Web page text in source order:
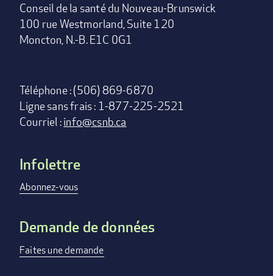
Conseil de la santé du Nouveau-Brunswick
100 rue Westmorland, Suite 120
Moncton, N.-B. E1C 0G1
Téléphone : (506) 869-6870
Ligne sans frais : 1-877-225-2521
Courriel :info@csnb.ca
Footer
menu
Infolettre
Abonnez-vous
Demande de données
Faites une demande